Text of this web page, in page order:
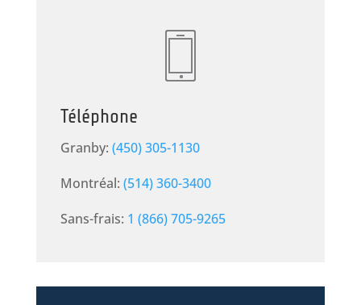
Téléphone
Granby: (450) 305-1130
Montréal: (514) 360-3400
Sans-frais: 1 (866) 705-9265